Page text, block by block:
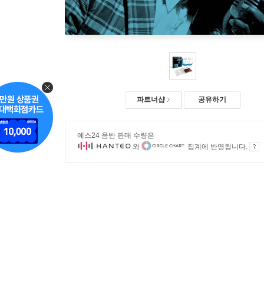
파트너샵 공유하기
예스24 음반 판매 수량은
와
집계에 반영됩니다.